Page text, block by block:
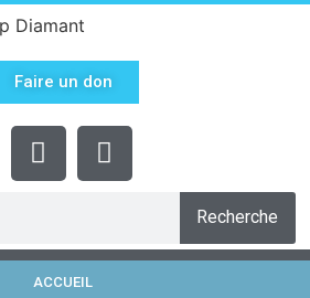
Faire un don
Recherche
ACCUEIL